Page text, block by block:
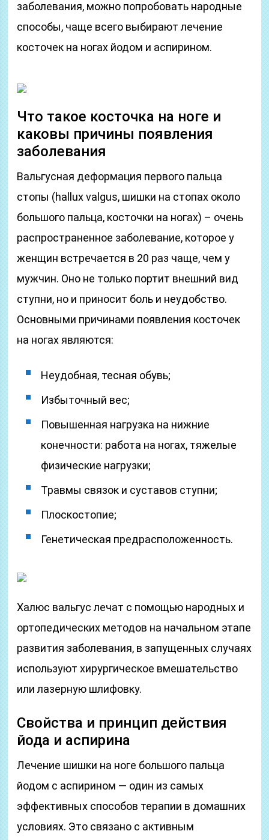
заболевания, можно попробовать народные
способы, чаще всего выбирают лечение
косточек на ногах йодом и аспирином.
Что такое косточка на ноге и
каковы причины появления
заболевания
Вальгусная деформация первого пальца
стопы (hallux valgus, шишки на стопах около
большого пальца, косточки на ногах) – очень
распространенное заболевание, которое у
женщин встречается в 20 раз чаще, чем у
мужчин. Оно не только портит внешний вид
ступни, но и приносит боль и неудобство.
Основными причинами появления косточек
на ногах являются:
Неудобная, тесная обувь;
Избыточный вес;
Повышенная нагрузка на нижние
конечности: работа на ногах, тяжелые
физические нагрузки;
Травмы связок и суставов ступни;
Плоскостопие;
Генетическая предрасположенность.
Халюс вальгус лечат с помощью народных и
ортопедических методов на начальном этапе
развития заболевания, в запущенных случаях
используют хирургическое вмешательство
или лазерную шлифовку.
Свойства и принцип действия
йода и аспирина
Лечение шишки на ноге большого пальца
йодом с аспирином — один из самых
эффективных способов терапии в домашних
условиях. Это связано с активным